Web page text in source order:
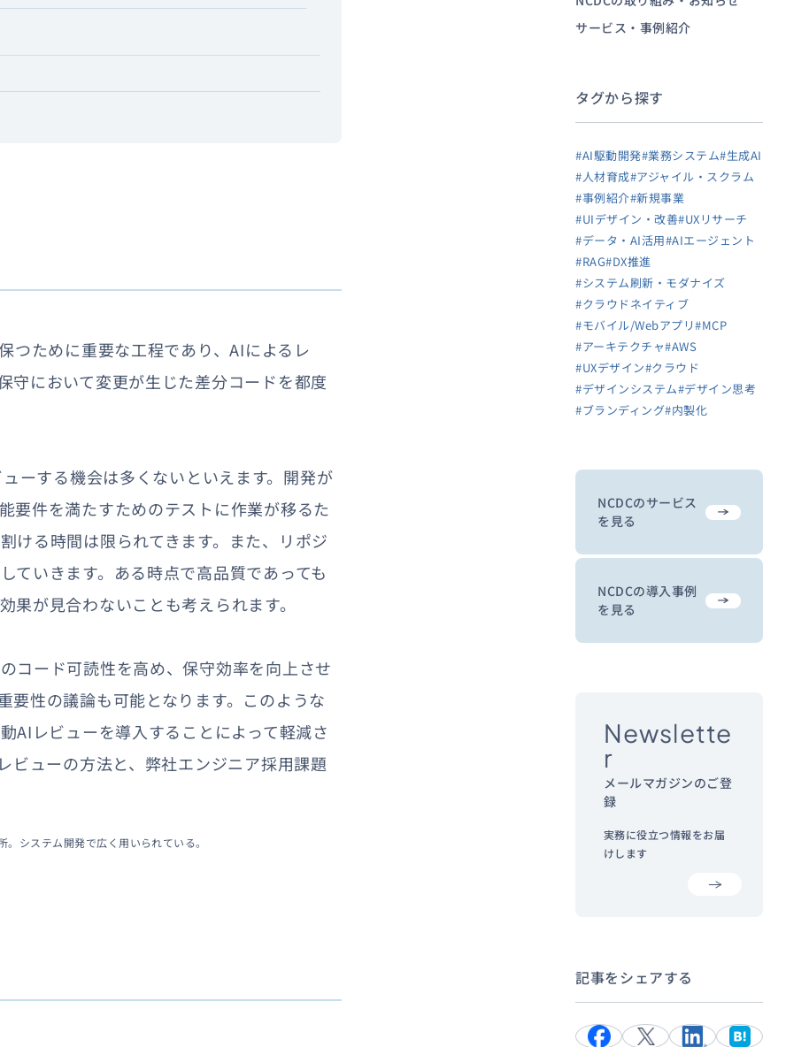
つために重要な工程であり、AIによるレ
守において変更が生じた差分コードを都度
ーする機会は多くないといえます。開発が
要件を満たすためのテストに作業が移るた
ける時間は限られてきます。また、リポジ
ていきます。ある時点で高品質であっても
が見合わないことも考えられます。
コード可読性を高め、保守効率を向上させ
要性の議論も可能となります。このような
AIレビューを導入することによって軽減さ
ビューの方法と、弊社エンジニア採用課題
システム開発で広く用いられている。
サービス・事例紹介
タグから探す
#AI駆動開発#業務システム#生成AI
#人材育成#アジャイル・スクラム
#事例紹介#新規事業
#UIデザイン・改善#UXリサーチ
#データ・AI活用#AIエージェント
#RAG#DX推進
#システム刷新・モダナイズ
#クラウドネイティブ
#モバイル/Webアプリ#MCP
#アーキテクチャ#AWS
#UXデザイン#クラウド
#デザインシステム#デザイン思考
#ブランディング#内製化
NCDCのサービス
を見る
NCDCの導入事例
を見る
Newslette
r
メールマガジンのご登
録
実務に役立つ情報をお届
けします
記事をシェアする